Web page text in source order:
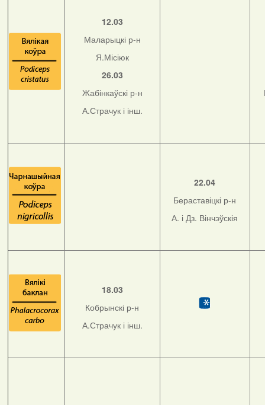
12.03
Маларыцкі р-н
Я.Місіюк
26.03
Жабінкаўскі р-н
А.Страчук і інш.
22.04
Бераставіцкі р-н
А. і Дз. Вінчэўскія
18.03
Кобрынскі р-н
А.Страчук і інш.